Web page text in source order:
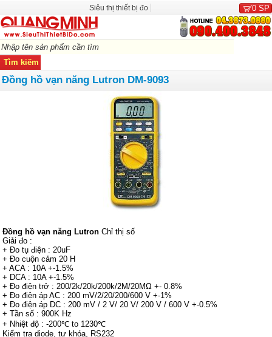
Siêu thị thiết bị đo 0 SP
Đồng hồ vạn năng Lutron DM-9093
Đồng hồ vạn năng Lutron Chỉ thị số
Giải đo :
+ Đo tụ điện : 20uF
+ Đo cuộn cảm 20 H
+ ACA : 10A +-1.5%
+ DCA : 10A +-1.5%
+ Đo điện trở : 200/2k/20k/200k/2M/20MΩ +- 0.8%
+ Đo điện áp AC : 200 mV/2/20/200/600 V +-1%
+ Đo điện áp DC : 200 mV / 2 V/ 20 V/ 200 V / 600 V +-0.5%
+ Tần số : 900K Hz
+ Nhiệt độ : -200℃ to 1230℃
Kiểm tra diode, tự khóa, RS232